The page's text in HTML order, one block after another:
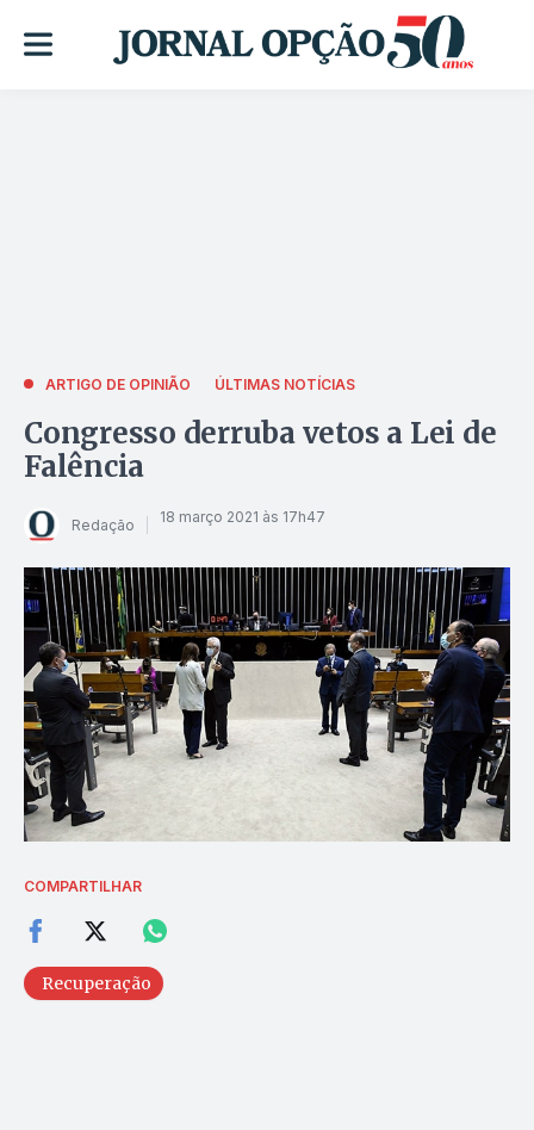
ARTIGO DE OPINIÃO ÚLTIMAS NOTÍCIAS
Congresso derruba vetos a Lei de
Falência
Redação 18 março 2021 às 17h47
COMPARTILHAR
Recuperação